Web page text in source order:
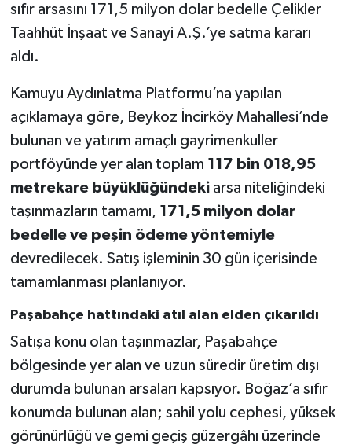
sıfır arsasını 171,5 milyon dolar bedelle Çelikler
Taahhüt İnşaat ve Sanayi A.Ş.’ye satma kararı
aldı.
Kamuyu Aydınlatma Platformu’na yapılan
açıklamaya göre, Beykoz İncirköy Mahallesi’nde
bulunan ve yatırım amaçlı gayrimenkuller
portföyünde yer alan toplam 117 bin 018,95
metrekare büyüklüğündekiarsa niteliğindeki
taşınmazların tamamı, 171,5 milyon dolar
bedelle ve peşin ödeme yöntemiyle
devredilecek. Satış işleminin 30 gün içerisinde
tamamlanması planlanıyor.
Paşabahçe hattındaki atıl alan elden çıkarıldı
Satışa konu olan taşınmazlar, Paşabahçe
bölgesinde yer alan ve uzun süredir üretim dışı
durumda bulunan arsaları kapsıyor. Boğaz’a sıfır
konumda bulunan alan; sahil yolu cephesi, yüksek
görünürlüğü ve gemi geçiş güzergâhı üzerinde